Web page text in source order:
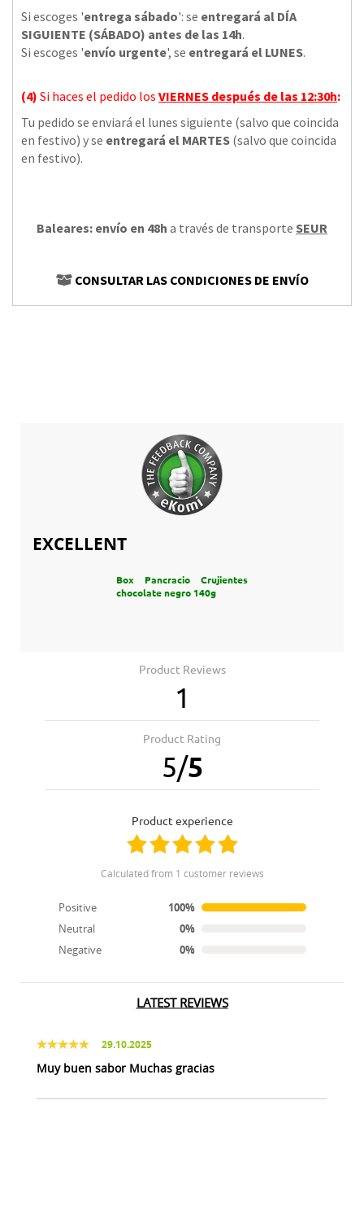
Si escoges 'entrega sábado': se entregará al DÍA
SIGUIENTE (SÁBADO) antes de las 14h.
Si escoges 'envío urgente', se entregará el LUNES.
(4) Si haces el pedido los VIERNES después de las 12:30h:
Tu pedido se enviará el lunes siguiente (salvo que coincida
en festivo) y se entregará el MARTES (salvo que coincida
en festivo).
Baleares: envío en 48h a través de transporte SEUR
CONSULTAR LAS CONDICIONES DE ENVÍO
EXCELLENT
Box Pancracio Crujientes
chocolate negro 140g
Product Reviews
1
Product Rating
5/5
product experience
calculated from 1 customer reviews
Positive
100%
Neutral
0%
Negative
0%
LATEST REVIEWS
29.10.2025
Muy buen sabor Muchas gracias